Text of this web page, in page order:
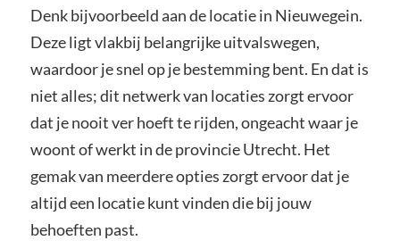
Denk bijvoorbeeld aan de locatie in Nieuwegein.
Deze ligt vlakbij belangrijke uitvalswegen,
waardoor je snel op je bestemming bent. En dat is
niet alles; dit netwerk van locaties zorgt ervoor
dat je nooit ver hoeft te rijden, ongeacht waar je
woont of werkt in de provincie Utrecht. Het
gemak van meerdere opties zorgt ervoor dat je
altijd een locatie kunt vinden die bij jouw
behoeften past.